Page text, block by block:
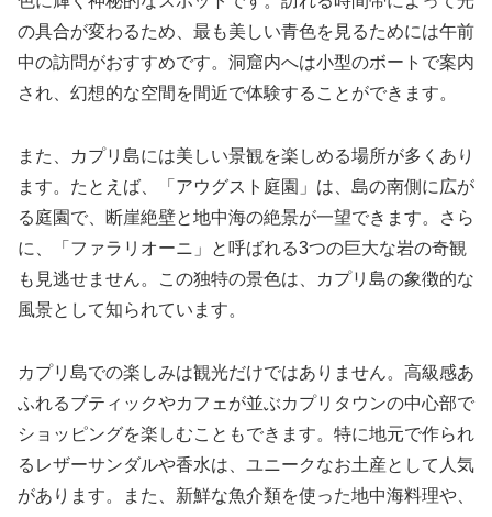
の具合が変わるため、最も美しい青色を見るためには午前
中の訪問がおすすめです。洞窟内へは小型のボートで案内
され、幻想的な空間を間近で体験することができます。
また、カプリ島には美しい景観を楽しめる場所が多くあり
ます。たとえば、「アウグスト庭園」は、島の南側に広が
る庭園で、断崖絶壁と地中海の絶景が一望できます。さら
に、「ファラリオーニ」と呼ばれる3つの巨大な岩の奇観
も見逃せません。この独特の景色は、カプリ島の象徴的な
風景として知られています。
カプリ島での楽しみは観光だけではありません。高級感あ
ふれるブティックやカフェが並ぶカプリタウンの中心部で
ショッピングを楽しむこともできます。特に地元で作られ
るレザーサンダルや香水は、ユニークなお土産として人気
があります。また、新鮮な魚介類を使った地中海料理や、